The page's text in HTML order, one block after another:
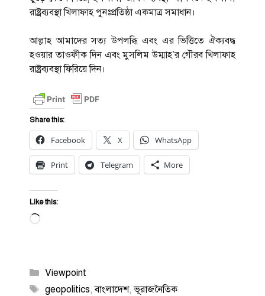
রাষ্ট্রব্যবস্থা খিলাফাহ পুনঃপ্রতিষ্ঠা একমাত্র সমাধান।
আল্লাহ আমাদের সত্য উপলব্ধি এবং এর ভিত্তিতে ঐক্যবদ্ধ
হওয়ার তাওফীক দিন এবং মুসলিম উম্মাহ’র গৌরব খিলাফাহ
রাষ্ট্রব্যবস্থা ফিরিয়ে দিন।
Share this:
Facebook X WhatsApp
Print Telegram More
Like this:
Loading…
Categories
Viewpoint
Tags
geopolitics,বাংলাদেশ,ভূরাজনৈতিক